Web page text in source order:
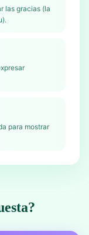
las gracias (la
para mostrar